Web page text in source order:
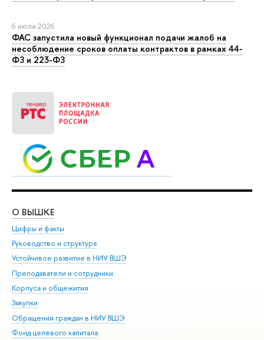
6 июля 2026
ФАС запустила новый функционал подачи жалоб на
несоблюдение сроков оплаты контрактов в рамках 44-
ФЗ и 223-ФЗ
О ВЫШКЕ
Цифры и факты
Руководство и структура
Устойчивое развитие в НИУ ВШЭ
Преподаватели и сотрудники
Корпуса и общежития
Закупки
Обращения граждан в НИУ ВШЭ
Фонд целевого капитала